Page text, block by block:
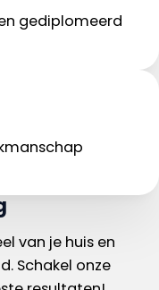
gediplomeerd
van je huis en
Schakel onze